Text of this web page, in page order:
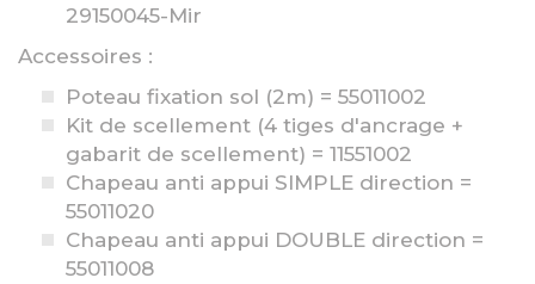
29150045-Mir
Accessoires :
Poteau fixation sol (2m) = 55011002
Kit de scellement (4 tiges d'ancrage +
gabarit de scellement) = 11551002
Chapeau anti appui SIMPLE direction =
55011020
Chapeau anti appui DOUBLE direction =
55011008